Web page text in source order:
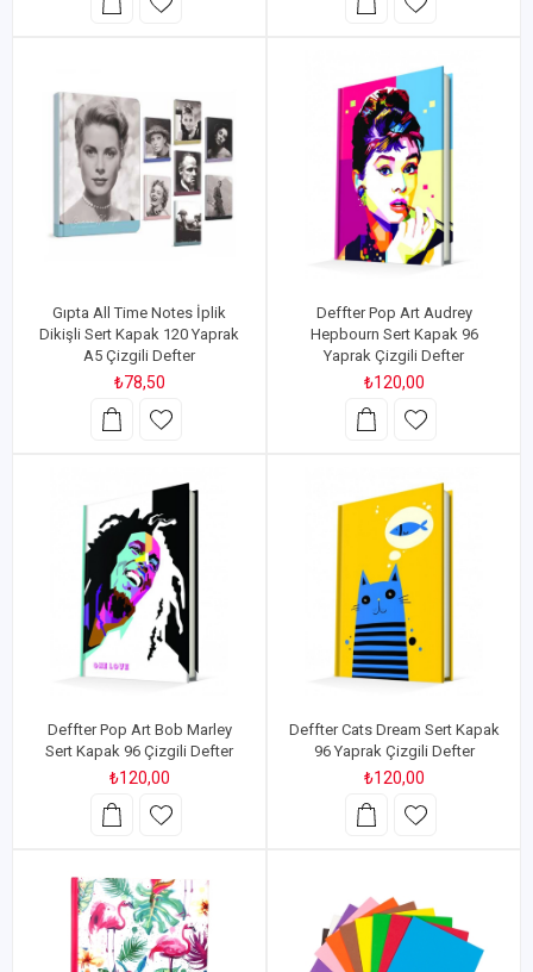
Gıpta All Time Notes İplik
Dikişli Sert Kapak 120 Yaprak
A5 Çizgili Defter
₺78,50
Deffter Pop Art Audrey
Hepbourn Sert Kapak 96
Yaprak Çizgili Defter
₺120,00
Deffter Pop Art Bob Marley
Sert Kapak 96 Çizgili Defter
₺120,00
Deffter Cats Dream Sert Kapak
96 Yaprak Çizgili Defter
₺120,00